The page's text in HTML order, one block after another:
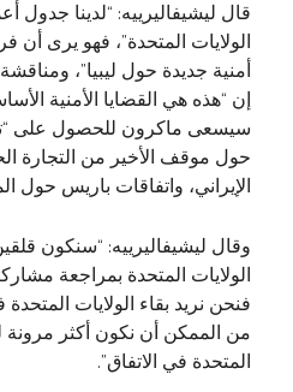
قال ليشيفاليرييه: “لدينا
الولايات المتحدة”، فهو يرى أن
أمنية جديدة حول ليبيا”،
إن “هذه هي القضايا الأمنية
سيسعى ماكرون للحصول على
حول موقف الأخير من التجارة
الإيراني، واتفاقات باريس حول
وقال ليشيفاليرييه: “سنكون
الولايات المتحدة بمراجعة
فنحن نريد بقاء الولايات
من الممكن أن نكون أكثر مرونة
المتحدة في الاتفاق”.